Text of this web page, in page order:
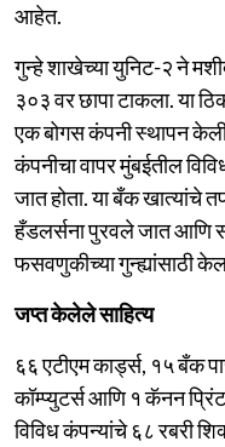
आहेत.
गुन्हे शाखेच्या युनिट-२ ने
३०३ वर छापा टाकला. या
एक बोगस कंपनी स्थापन
कंपनीचा वापर मुंबईतील
जात होता. या बँक खात्यांचे
हँडलर्सना पुरवले जात आणि
फसवणुकीच्या गुन्ह्यांसाठी
जप्त केलेले साहित्य
६६ एटीएम कार्ड्स, १५ बँक
कॉम्प्युटर्स आणि १ कॅनन
विविध कंपन्यांचे ६८ रबरी